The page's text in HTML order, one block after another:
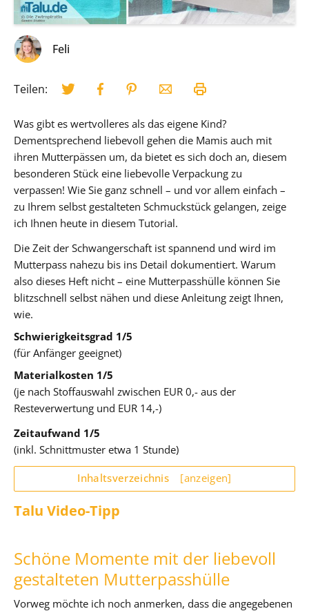
Feli
Teilen:
Was gibt es wertvolleres als das eigene Kind?
Dementsprechend liebevoll gehen die Mamis auch mit
ihren Mutterpässen um, da bietet es sich doch an, diesem
besonderen Stück eine liebevolle Verpackung zu
verpassen! Wie Sie ganz schnell – und vor allem einfach –
zu Ihrem selbst gestalteten Schmuckstück gelangen, zeige
ich Ihnen heute in diesem Tutorial.
Die Zeit der Schwangerschaft ist spannend und wird im
Mutterpass nahezu bis ins Detail dokumentiert. Warum
also dieses Heft nicht – eine Mutterpasshülle können Sie
blitzschnell selbst nähen und diese Anleitung zeigt Ihnen,
wie.
Schwierigkeitsgrad 1/5
(für Anfänger geeignet)
Materialkosten 1/5
(je nach Stoffauswahl zwischen EUR 0,- aus der
Resteverwertung und EUR 14,-)
Zeitaufwand 1/5
(inkl. Schnittmuster etwa 1 Stunde)
Inhaltsverzeichnis [anzeigen]
Talu Video-Tipp
Schöne Momente mit der liebevoll
gestalteten Mutterpasshülle
Vorweg möchte ich noch anmerken, dass die angegebenen